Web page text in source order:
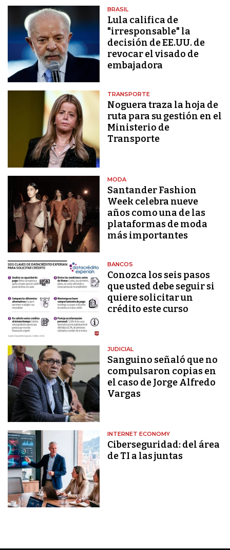
BRASIL
Lula califica de
"irresponsable" la
decisión de EE.UU. de
revocar el visado de
embajadora
TRANSPORTE
Noguera traza la hoja de
ruta para su gestión en el
Ministerio de
Transporte
MODA
Santander Fashion
Week celebra nueve
años como una de las
plataformas de moda
más importantes
BANCOS
Conozca los seis pasos
que usted debe seguir si
quiere solicitar un
crédito este curso
JUDICIAL
Sanguino señaló que no
compulsaron copias en
el caso de Jorge Alfredo
Vargas
INTERNET ECONOMY
Ciberseguridad: del área
de TI a las juntas